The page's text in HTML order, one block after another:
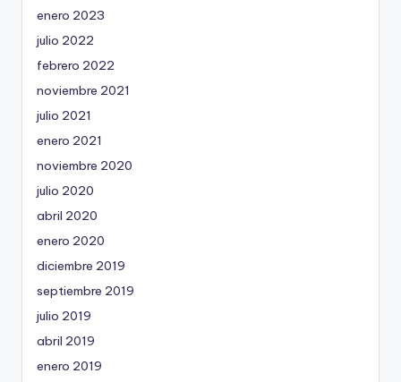
enero 2023
julio 2022
febrero 2022
noviembre 2021
julio 2021
enero 2021
noviembre 2020
julio 2020
abril 2020
enero 2020
diciembre 2019
septiembre 2019
julio 2019
abril 2019
enero 2019